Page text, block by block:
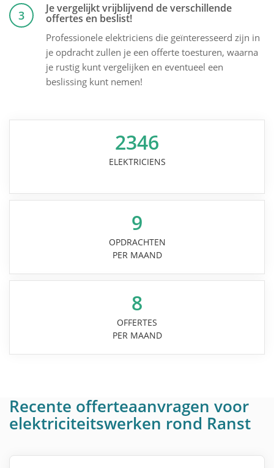
3 Je vergelijkt vrijblijvend de verschillende
offertes en beslist!
Professionele elektriciens die geïnteresseerd zijn in
je opdracht zullen je een offerte toesturen, waarna
je rustig kunt vergelijken en eventueel een
beslissing kunt nemen!
2346
ELEKTRICIENS
9
OPDRACHTEN
PER MAAND
8
OFFERTES
PER MAAND
Recente offerteaanvragen voor
elektriciteitswerken rond Ranst